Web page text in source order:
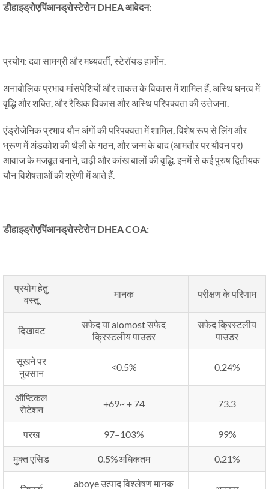
डीहाइड्रोएपिंआनड्रोस्टेरोन DHEA आवेदन:
प्रयोग: दवा सामग्री और मध्यवर्ती, स्टेरॉयड हार्मोन.
अनाबोलिक प्रभाव मांसपेशियों और ताकत के विकास में शामिल हैं, अस्थि घनत्व में
वृद्धि और शक्ति, और रैखिक विकास और अस्थि परिपक्वता की उत्तेजना.
एंड्रोजेनिक प्रभाव यौन अंगों की परिपक्वता में शामिल, विशेष रूप से लिंग और
भ्रूण में अंडकोश की थैली के गठन, और जन्म के बाद (आमतौर पर यौवन पर)
आवाज के मजबूत बनाने, दाढ़ी और कांख बालों की वृद्धि. इनमें से कई पुरुष द्वितीयक
यौन विशेषताओं की श्रेणी में आते हैं.
डीहाइड्रोएपिंआनड्रोस्टेरोन DHEA COA:
प्रयोग हेतु
वस्तू
मानक परीक्षण के परिणाम
दिखावट
सफेद या alomost सफेद
क्रिस्टलीय पाउडर
सफेद क्रिस्टलीय
पाउडर
सूखने पर
नुक्सान
<0.5% 0.24%
ऑप्टिकल
रोटेशन
+69~ + 74 73.3
परख 97–103% 99%
मुक्त एसिड 0.5%अधिकतम 0.21%
aboye उत्पाद विश्लेषण मानक